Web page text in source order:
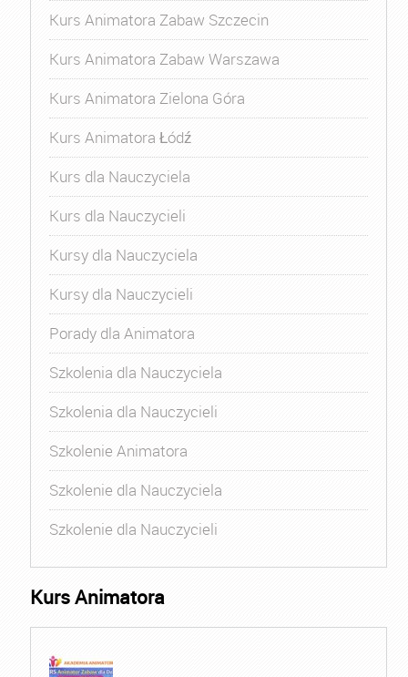
Kurs Animatora Zabaw Szczecin
Kurs Animatora Zabaw Warszawa
Kurs Animatora Zielona Góra
Kurs Animatora Łódź
Kurs dla Nauczyciela
Kurs dla Nauczycieli
Kursy dla Nauczyciela
Kursy dla Nauczycieli
Porady dla Animatora
Szkolenia dla Nauczyciela
Szkolenia dla Nauczycieli
Szkolenie Animatora
Szkolenie dla Nauczyciela
Szkolenie dla Nauczycieli
Kurs Animatora